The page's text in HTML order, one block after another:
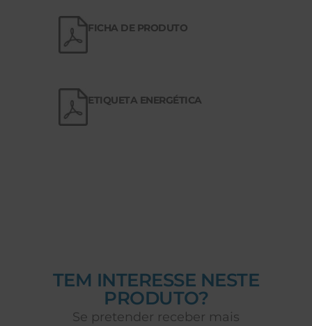
FICHA DE PRODUTO
ETIQUETA ENERGÉTICA
TEM INTERESSE NESTE
PRODUTO?
Se pretender receber mais